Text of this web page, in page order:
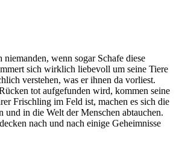
wenn sogar Schafe diese
sich wirklich liebevoll um seine Tiere
verstehen, was er ihnen da vorliest.
tot aufgefunden wird, kommen seine
Frischling im Feld ist, machen es sich die
in die Welt der Menschen abtauchen.
nach und nach einige Geheimnisse